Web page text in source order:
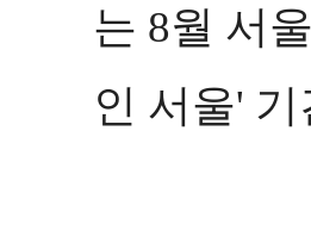
는 8월 서
인 서울'